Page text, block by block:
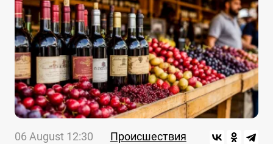
06 August 12:30 Происшествия